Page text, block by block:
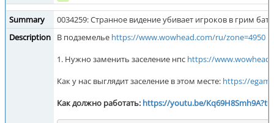
Summary
0034259: Странное видение убивает игроков в грим
Description
В подземелье https://www.wowhead.com/ru/zone=4950
1. Нужно заменить заселение нпс https://
Как у нас выглядит заселение в этом месте: https://
Как должно работать: https://youtu.be/